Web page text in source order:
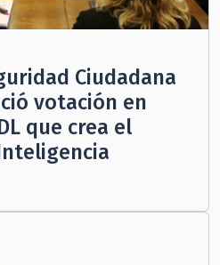
Ciudadana
votación en
que crea el